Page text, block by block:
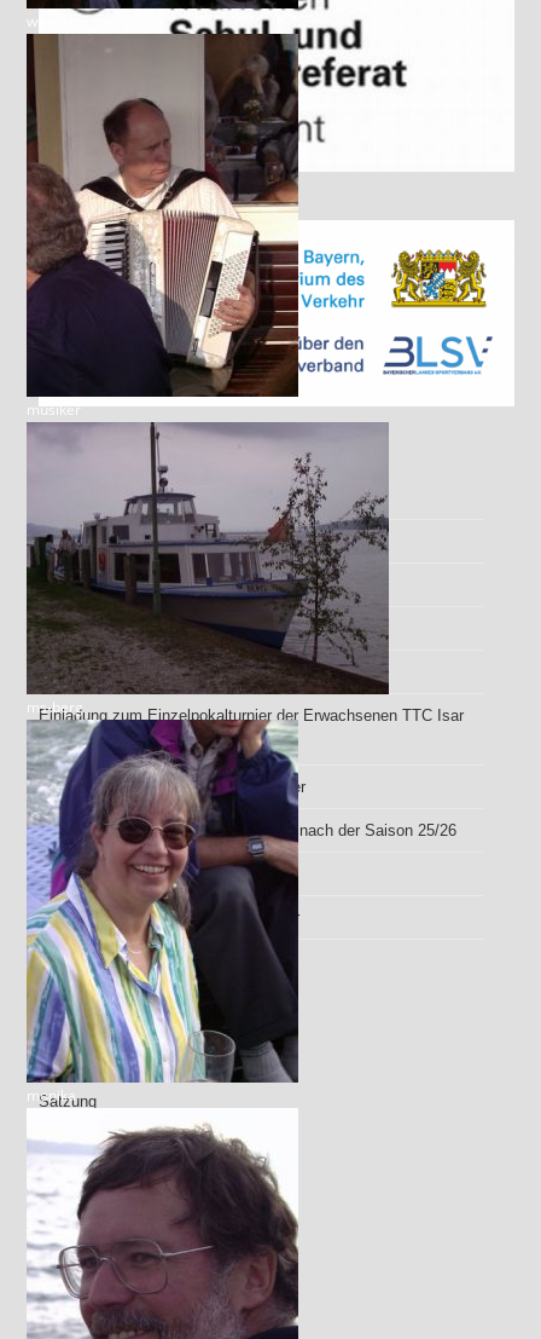
werner
musiker
ms-berg
monika
🏓 Saison 2026/27: Erste Spieltermine sind da!
Antrag auf Benutzerkonto für den internen Bereich
Einzel-Pokal Turnier 2026
Vereins TTR 15.06.2026
Einladung zum Einzelpokalturnier der Erwachsenen TTC Isar
73
63. Hans-Starzinger Gedächtnisturnier
Platzierungen unserer Mannschaften nach der Saison 25/26
Vereins TTR 15.03.2026
46. Franz-Eckstein-Gedächtnisturnier
Verschiedenes
Ansprechpartner
Satzung
Beiträge und Gebühren
Beitrittserklärung
Newsletter
Archiv
Juli 2026
Juni 2026